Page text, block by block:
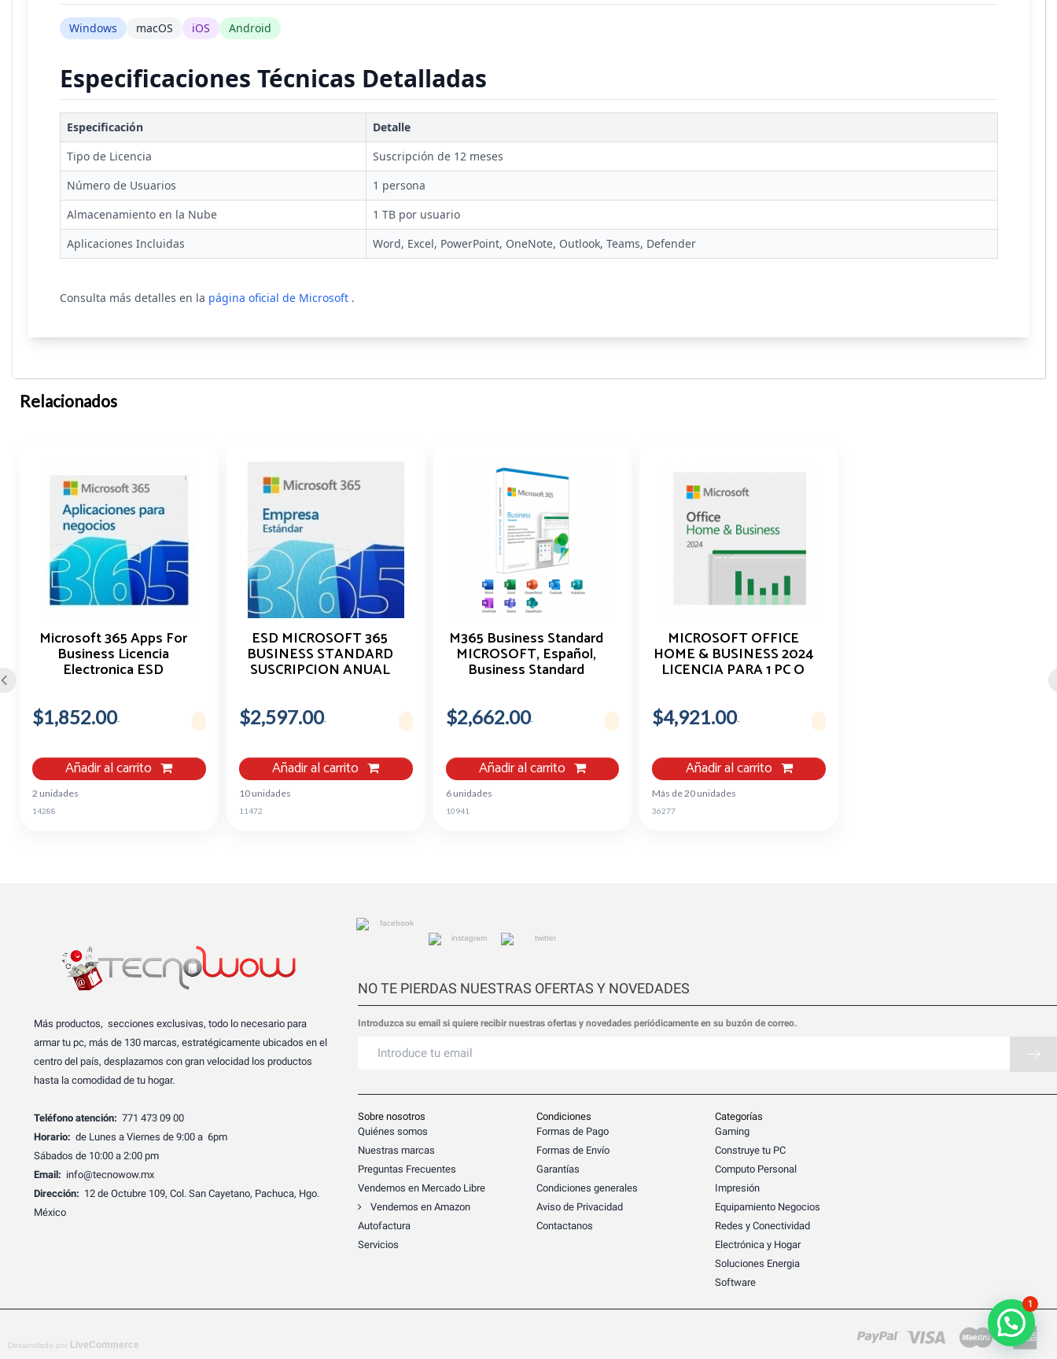
Windows macOS iOS Android
Especificaciones Técnicas Detalladas
Especificación
Detalle
Tipo de Licencia
Suscripción de 12 meses
Número de Usuarios
1 persona
Almacenamiento en la Nube
1 TB por usuario
Aplicaciones Incluidas
Word, Excel, PowerPoint, OneNote, Outlook, Teams, Defender
Consulta más detalles en la página oficial de Microsoft .
Relacionados
Microsoft 365 Apps For
Business Licencia
Electronica ESD
$1,852.00
Añadir al carrito
2 unidades
14288
ESD MICROSOFT 365
BUSINESS STANDARD
SUSCRIPCION ANUAL
$2,597.00
Añadir al carrito
10 unidades
11472
M365 Business Standard
MICROSOFT, Español,
Business Standard
$2,662.00
Añadir al carrito
6 unidades
10941
MICROSOFT OFFICE
HOME & BUSINESS 2024
LICENCIA PARA 1 PC O
$4,921.00
Añadir al carrito
Más de 20 unidades
36277
Más productos, secciones exclusivas, todo lo necesario para
armar tu pc, más de 130 marcas, estratégicamente ubicados en el
centro del país, desplazamos con gran velocidad los productos
hasta la comodidad de tu hogar.
Teléfono atención: 771 473 09 00
Horario: de Lunes a Viernes de 9:00 a 6pm
Sábados de 10:00 a 2:00 pm
Email: info@tecnowow.mx
Dirección: 12 de Octubre 109, Col. San Cayetano, Pachuca, Hgo.
México
NO TE PIERDAS NUESTRAS OFERTAS Y NOVEDADES
Introduzca su email si quiere recibir nuestras ofertas y novedades periódicamente en su buzón de correo.
Sobre nosotros
Quiénes somos
Nuestras marcas
Preguntas Frecuentes
Vendemos en Mercado Libre
Vendemos en Amazon
Autofactura
Servicios
Condiciones
Formas de Pago
Formas de Envío
Garantías
Condiciones generales
Aviso de Privacidad
Contactanos
Categorías
Gaming
Construye tu PC
Computo Personal
Impresión
Equipamiento Negocios
Redes y Conectividad
Electrónica y Hogar
Soluciones Energia
Software
Desarrollado por LiveCommerce
1